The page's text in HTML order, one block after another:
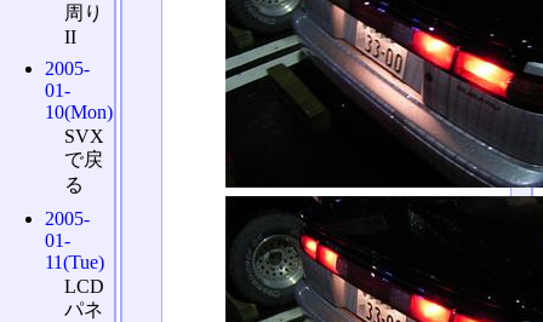
周り
II
2005-
01-
10(Mon)
SVX
で戻
る
2005-
01-
11(Tue)
LCD
パネ